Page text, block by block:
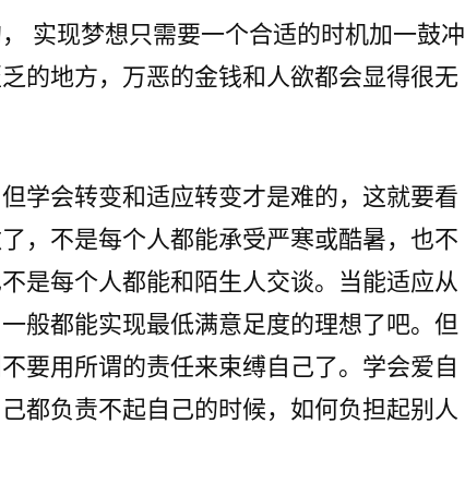
实现梦想只需要一个合适的时机加一鼓冲
的地方，万恶的金钱和人欲都会显得很无
学会转变和适应转变才是难的，这就要看
，不是每个人都能承受严寒或酷暑，也不
是每个人都能和陌生人交谈。当能适应从
般都能实现最低满意足度的理想了吧。但
要用所谓的责任来束缚自己了。学会爱自
都负责不起自己的时候，如何负担起别人